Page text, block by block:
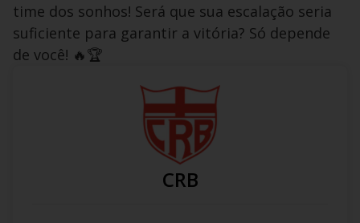
time dos sonhos! Será que sua escalação seria
suficiente para garantir a vitória? Só depende
de você! 🔥🏆
CRB